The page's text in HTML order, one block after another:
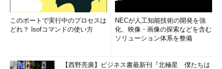
このポートで実行中のプロセスは
どれ？ lsofコマンドの使い方
NECが人工知能技術の開発を強
化、映像・画像の探索などを含む
ソリューション体系を整備
【西野亮廣】ビジネス書最新刊『北極星 僕たちは